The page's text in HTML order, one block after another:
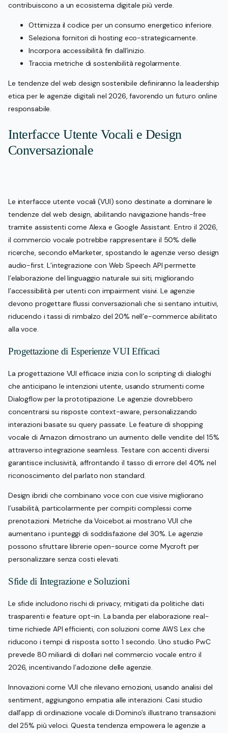
contribuiscono a un ecosistema digitale più verde.
Ottimizza il codice per un consumo energetico inferiore.
Seleziona fornitori di hosting eco-strategicamente.
Incorpora accessibilità fin dall’inizio.
Traccia metriche di sostenibilità regolarmente.
Le tendenze del web design sostenibile definiranno la leadership
etica per le agenzie digitali nel 2026, favorendo un futuro online
responsabile.
Interfacce Utente Vocali e Design
Conversazionale
Le interfacce utente vocali (VUI) sono destinate a dominare le
tendenze del web design, abilitando navigazione hands-free
tramite assistenti come Alexa e Google Assistant. Entro il 2026,
il commercio vocale potrebbe rappresentare il 50% delle
ricerche, secondo eMarketer, spostando le agenzie verso design
audio-first. L’integrazione con Web Speech API permette
l’elaborazione del linguaggio naturale sui siti, migliorando
l’accessibilità per utenti con impairment visivi. Le agenzie
devono progettare flussi conversazionali che si sentano intuitivi,
riducendo i tassi di rimbalzo del 20% nell’e-commerce abilitato
alla voce.
Progettazione di Esperienze VUI Efficaci
La progettazione VUI efficace inizia con lo scripting di dialoghi
che anticipano le intenzioni utente, usando strumenti come
Dialogflow per la prototipazione. Le agenzie dovrebbero
concentrarsi su risposte context-aware, personalizzando
interazioni basate su query passate. Le feature di shopping
vocale di Amazon dimostrano un aumento delle vendite del 15%
attraverso integrazione seamless. Testare con accenti diversi
garantisce inclusività, affrontando il tasso di errore del 40% nel
riconoscimento del parlato non standard.
Design ibridi che combinano voce con cue visive migliorano
l’usabilità, particolarmente per compiti complessi come
prenotazioni. Metriche da Voicebot.ai mostrano VUI che
aumentano i punteggi di soddisfazione del 30%. Le agenzie
possono sfruttare librerie open-source come Mycroft per
personalizzare senza costi elevati.
Sfide di Integrazione e Soluzioni
Le sfide includono rischi di privacy, mitigati da politiche dati
trasparenti e feature opt-in. La banda per elaborazione real-
time richiede API efficienti, con soluzioni come AWS Lex che
riducono i tempi di risposta sotto 1 secondo. Uno studio PwC
prevede 80 miliardi di dollari nel commercio vocale entro il
2026, incentivando l’adozione delle agenzie.
Innovazioni come VUI che rilevano emozioni, usando analisi del
sentiment, aggiungono empatia alle interazioni. Casi studio
dall’app di ordinazione vocale di Domino’s illustrano transazioni
del 25% più veloci. Questa tendenza empowera le agenzie a